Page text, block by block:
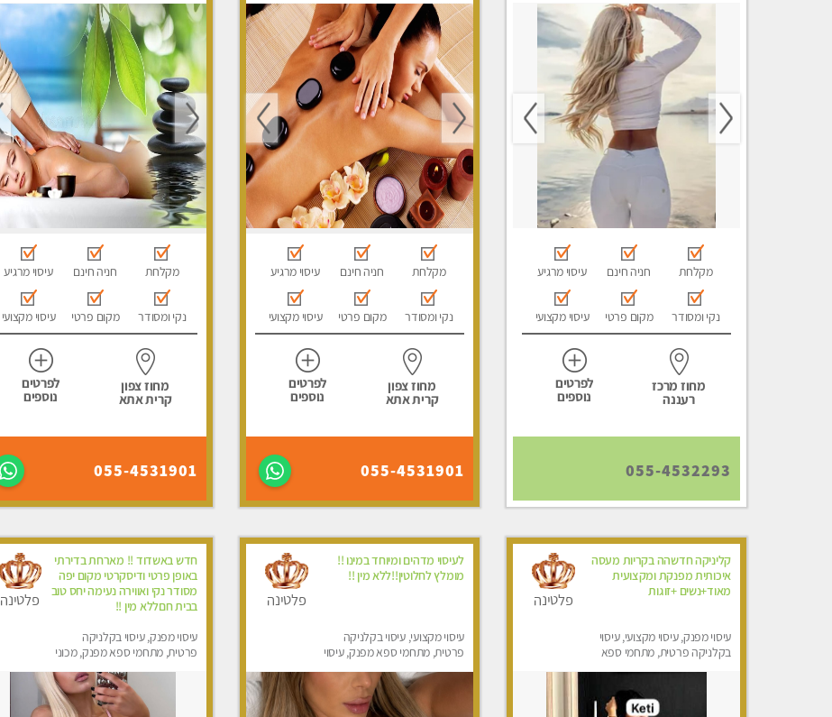
מקלחת חניה חינם עיסוי מרגיע
נקי ומסודר מקום פרטי עיסוי מקצועי
מחוז מרכז
רעננה
לפרטים
נוספים
055-4532293
בלבד
מקלחת חניה חינם עיסוי מרגיע
נקי ומסודר מקום פרטי עיסוי מקצועי
מחוז צפון
קרית אתא
לפרטים
נוספים
055-4531901
בלבד
מקלחת חניה חינם עיסוי מרגיע
נקי ומסודר מקום פרטי עיסוי מקצועי
מחוז צפון
קרית אתא
לפרטים
נוספים
055-4531901
קליניקה חדשהה בקריות מעסה
איכותית מפנקת ומקצועית
מאוד+נשים +זוגות
עיסוי מפנק, עיסוי מקצועי, עיסוי
בקלניקה פרטית, מתחמי ספא
פלטינה
לעיסוי מדהים ומיוחד במינו !!
מומלץ לחלוטין!!ללא מין !!
עיסוי מקצועי, עיסוי בקלניקה
פרטית, מתחמי ספא מפנק, עיסוי
פלטינה
חדש באשדוד !! מארחת בדירתי
באופן פרטי ודיסקרטי מקום יפה
מסודר נקי ואווירה נעימה יחס טוב
בבית חםללא מין !!
עיסוי מפנק, עיסוי בקלניקה
פרטית, מתחמי ספא מפנק, מכוני
פלטינה